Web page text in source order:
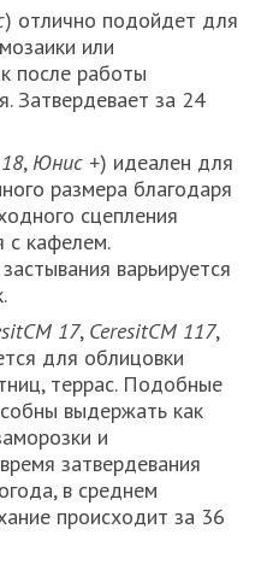
) отлично подойдет для
или
после работы
Затвердевает за 24
,Юнис +) идеален для
размера благодаря
сцепления
с кафелем.
варьируется
CM 17, CeresitCM 117,
для облицовки
террас. Подобные
выдержать как
и
затвердевания
в среднем
происходит за 36